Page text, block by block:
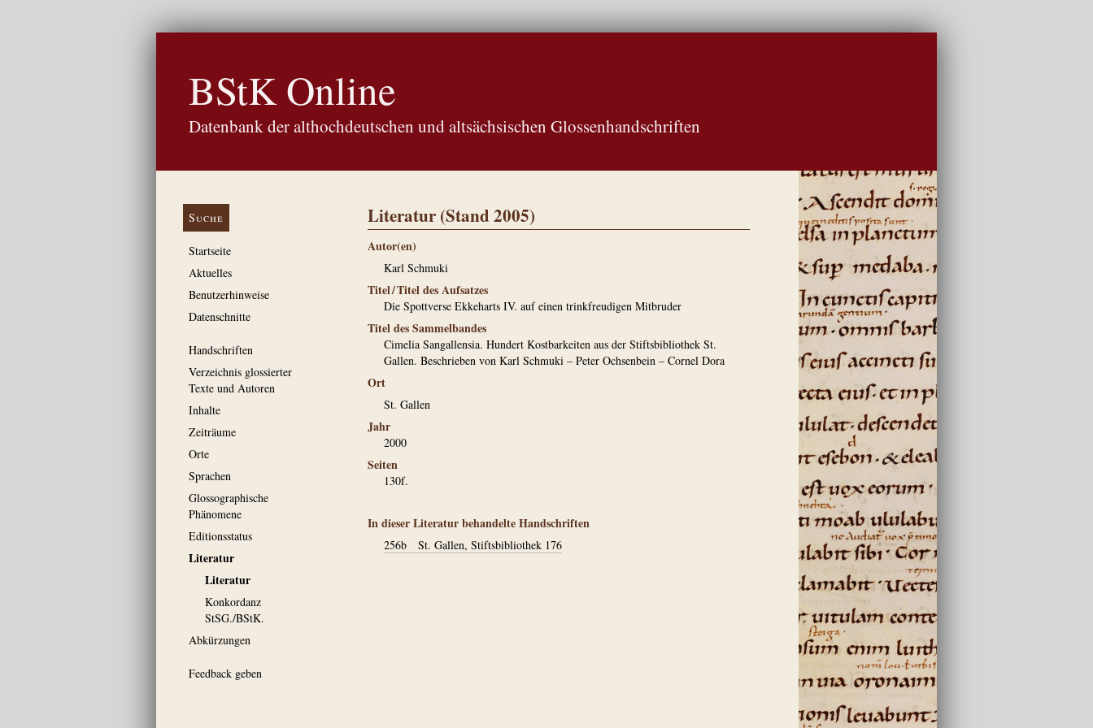
BStK Online
Datenbank der althochdeutschen und altsächsischen Glossenhandschriften
Suche
Startseite
Aktuelles
Benutzerhinweise
Datenschnitte
Handschriften
Verzeichnis glossierter
Texte und Autoren
Inhalte
Zeiträume
Orte
Sprachen
Glossographische
Phänomene
Editionsstatus
Literatur
Literatur
Konkordanz
StSG./BStK.
Abkürzungen
Feedback geben
Literatur (Stand 2005)
Autor(en)
Karl Schmuki
Titel / Titel des Aufsatzes
Die Spottverse Ekkeharts IV. auf einen trinkfreudigen Mitbruder
Titel des Sammelbandes
Cimelia Sangallensia. Hundert Kostbarkeiten aus der Stiftsbibliothek St.
Gallen. Beschrieben von Karl Schmuki – Peter Ochsenbein – Cornel Dora
Ort
St. Gallen
Jahr
2000
Seiten
130f.
In dieser Literatur behandelte Handschriften
256b St. Gallen, Stiftsbibliothek 176